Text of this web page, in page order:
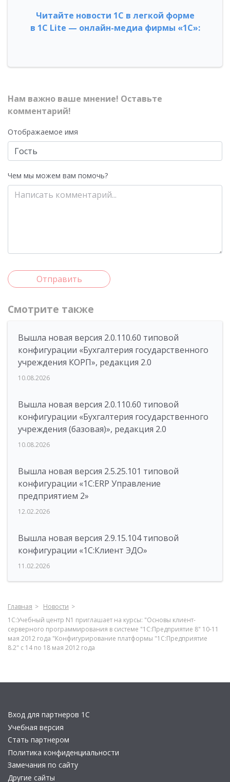
Читайте новости 1С в легкой форме
в 1С Lite — онлайн-медиа фирмы «1С»:
Нам важно ваше мнение! Оставьте
комментарий!
Отображаемое имя
Чем мы можем вам помочь?
Отправить
Смотрите также
Вышла новая версия 2.0.110.60 типовой
конфигурации «Бухгалтерия государственного
учреждения КОРП», редакция 2.0
10.08.2026
Вышла новая версия 2.0.110.60 типовой
конфигурации «Бухгалтерия государственного
учреждения (базовая)», редакция 2.0
10.08.2026
Вышла новая версия 2.5.25.101 типовой
конфигурации «1С:ERP Управление
предприятием 2»
12.02.2026
Вышла новая версия 2.9.15.104 типовой
конфигурации «1С:Клиент ЭДО»
11.02.2026
Главная
Новости
1С:Учебный центр N1 приглашает на курсы: "Основы клиент-
серверного программирования в системе "1С:Предприятие 8" 10-11
мая 2012 года "Конфигурирование платформы "1С:Предприятие
8.2" с 14 по 18 мая 2012 года
Вход для партнеров 1С
Учебная версия
Стать партнером
Политика конфиденциальности
Замечания по сайту
Другие сайты